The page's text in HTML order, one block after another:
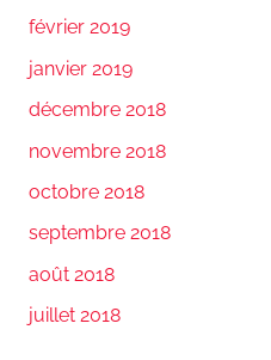
février 2019
janvier 2019
décembre 2018
novembre 2018
octobre 2018
septembre 2018
août 2018
juillet 2018